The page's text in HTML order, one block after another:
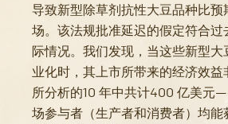
导致新型除草剂抗性大豆品种比
场。该法规批准延迟的假定符合
际情况。我们发现，当这些新型
业化时，其上市所带来的经济效
所分析的10 年中共计400 亿美元
场参与者（生产者和消费者）均能